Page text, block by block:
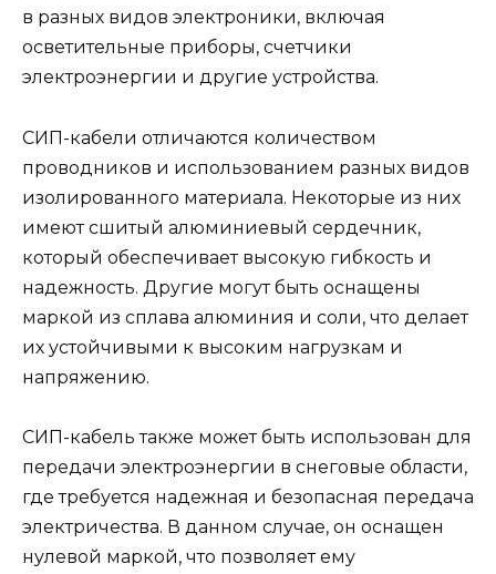
в разных видов электроники, включая
осветительные приборы, счетчики
электроэнергии и другие устройства.
СИП-кабели отличаются количеством
проводников и использованием разных видов
изолированного материала. Некоторые из них
имеют сшитый алюминиевый сердечник,
который обеспечивает высокую гибкость и
надежность. Другие могут быть оснащены
маркой из сплава алюминия и соли, что делает
их устойчивыми к высоким нагрузкам и
напряжению.
СИП-кабель также может быть использован для
передачи электроэнергии в снеговые области,
где требуется надежная и безопасная передача
электричества. В данном случае, он оснащен
нулевой маркой, что позволяет ему